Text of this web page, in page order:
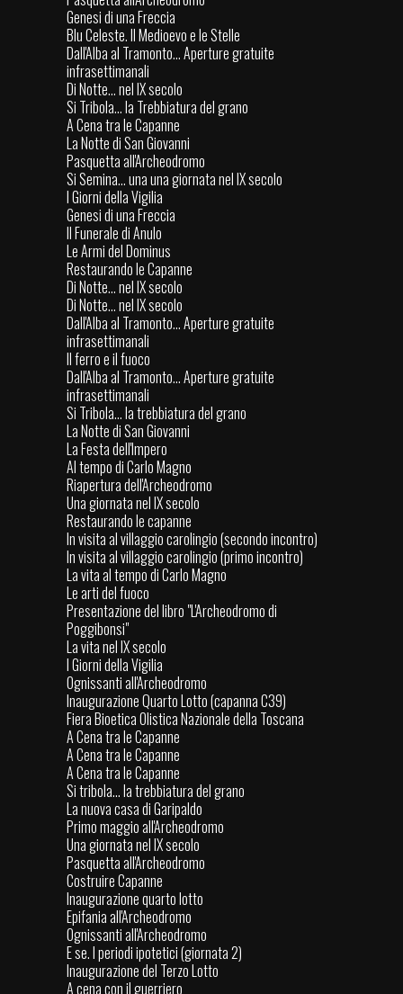
Genesi di una Freccia
Blu Celeste. Il Medioevo e le Stelle
Dall'Alba al Tramonto... Aperture gratuite
infrasettimanali
Di Notte... nel IX secolo
Si Tribola... la Trebbiatura del grano
A Cena tra le Capanne
La Notte di San Giovanni
Pasquetta all'Archeodromo
Si Semina... una una giornata nel IX secolo
I Giorni della Vigilia
Genesi di una Freccia
Il Funerale di Anulo
Le Armi del Dominus
Restaurando le Capanne
Di Notte... nel IX secolo
Di Notte... nel IX secolo
Dall'Alba al Tramonto... Aperture gratuite
infrasettimanali
Il ferro e il fuoco
Dall'Alba al Tramonto... Aperture gratuite
infrasettimanali
Si Tribola... la trebbiatura del grano
La Notte di San Giovanni
La Festa dell'Impero
Al tempo di Carlo Magno
Riapertura dell'Archeodromo
Una giornata nel IX secolo
Restaurando le capanne
In visita al villaggio carolingio (secondo incontro)
In visita al villaggio carolingio (primo incontro)
La vita al tempo di Carlo Magno
Le arti del fuoco
Presentazione del libro "L'Archeodromo di
Poggibonsi"
La vita nel IX secolo
I Giorni della Vigilia
Ognissanti all'Archeodromo
Inaugurazione Quarto Lotto (capanna C39)
Fiera Bioetica Olistica Nazionale della Toscana
A Cena tra le Capanne
A Cena tra le Capanne
A Cena tra le Capanne
Si tribola... la trebbiatura del grano
La nuova casa di Garipaldo
Primo maggio all'Archeodromo
Una giornata nel IX secolo
Pasquetta all'Archeodromo
Costruire Capanne
Inaugurazione quarto lotto
Epifania all'Archeodromo
Ognissanti all'Archeodromo
E se. I periodi ipotetici (giornata 2)
Inaugurazione del Terzo Lotto
A cena con il guerriero